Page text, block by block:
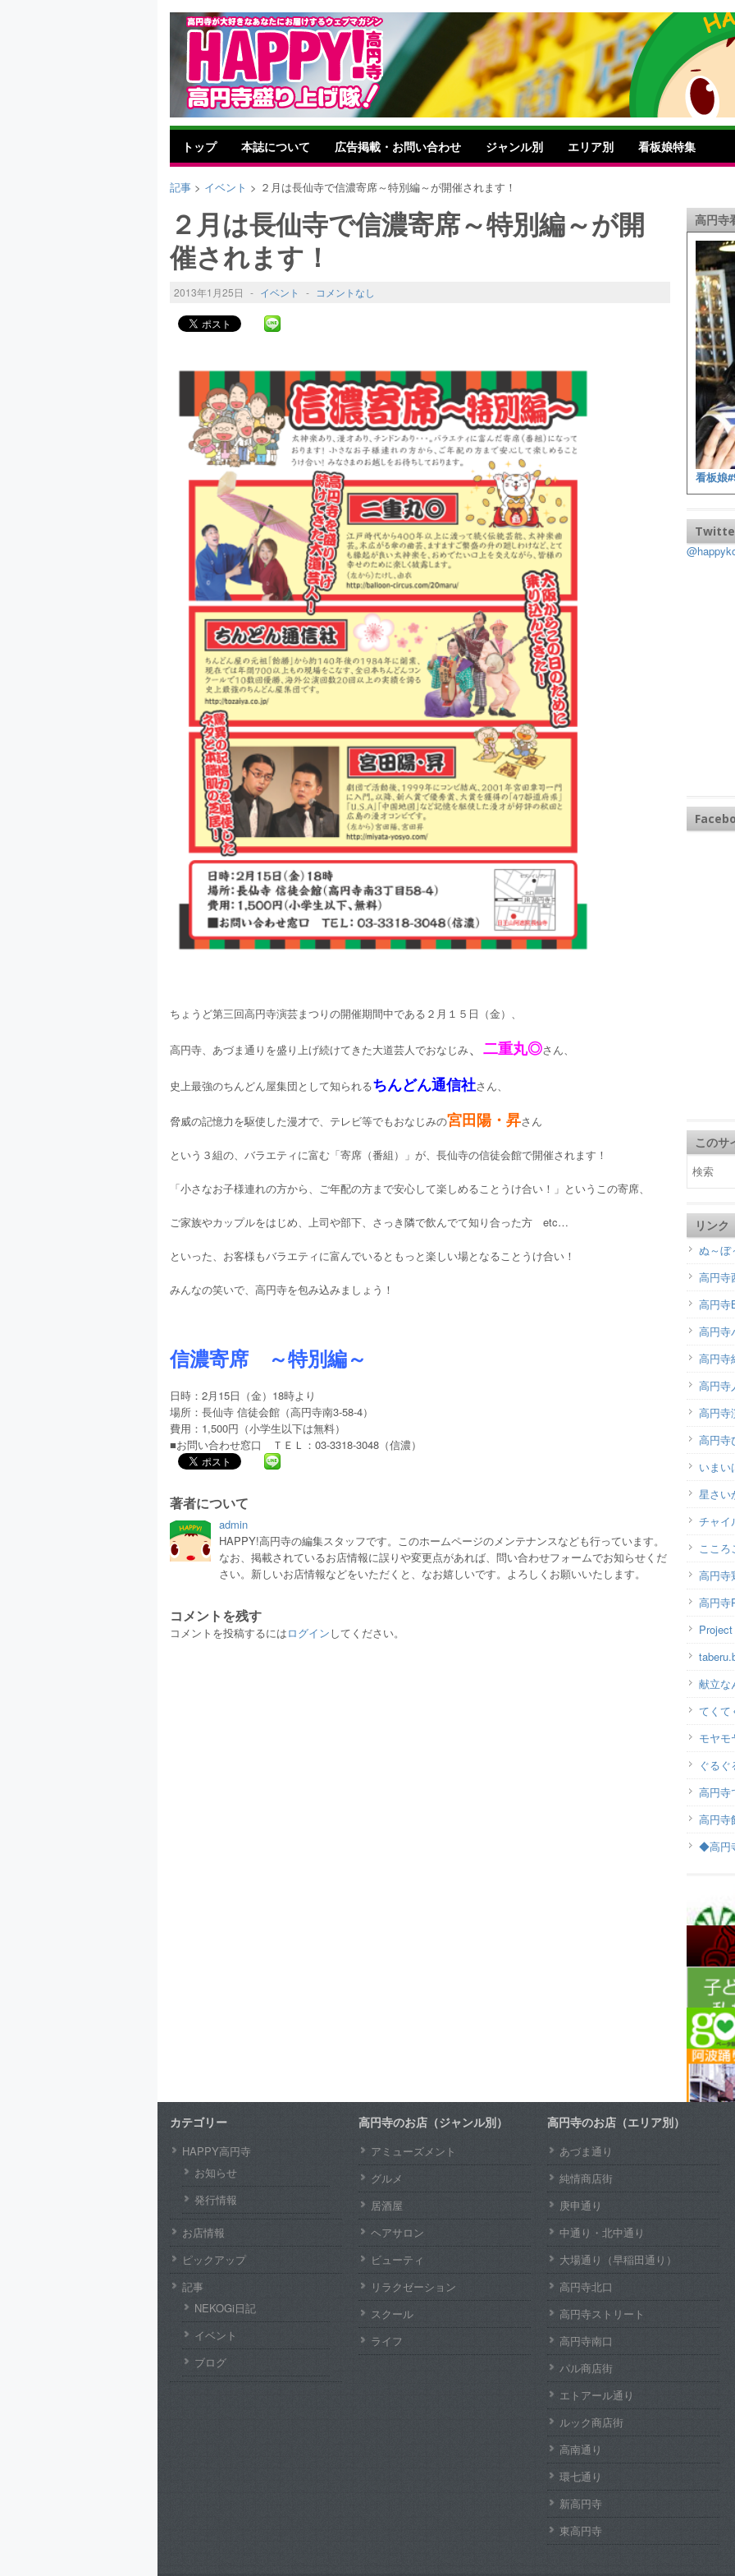
トップ 本誌について 広告掲載・お問い合わせ ジャンル別 エリア別 看板娘特集
記事 > イベント > ２月は長仙寺で信濃寄席～特別編～が開催されます！
２月は長仙寺で信濃寄席～特別編～が開
催されます！
2013年1月25日 - イベント - コメントなし
ちょうど第三回高円寺演芸まつりの開催期間中である２月１５日（金）、
高円寺、あづま通りを盛り上げ続けてきた大道芸人でおなじみ、 二重丸◎さん、
史上最強のちんどん屋集団として知られるちんどん通信社さん、
脅威の記憶力を駆使した漫才で、テレビ等でもおなじみの宮田陽・昇さん
という３組の、バラエティに富む「寄席（番組）」が、長仙寺の信徒会館で開催されます！
「小さなお子様連れの方から、ご年配の方まで安心して楽しめることうけ合い！」というこの寄席、
ご家族やカップルをはじめ、上司や部下、さっき隣で飲んでて知り合った方 etc…
といった、お客様もバラエティに富んでいるともっと楽しい場となることうけ合い！
みんなの笑いで、高円寺を包み込みましょう！
信濃寄席 ～特別編～
日時：2月15日（金）18時より
場所：長仙寺 信徒会館（高円寺南3-58-4）
費用：1,500円（小学生以下は無料）
■お問い合わせ窓口 ＴＥＬ：03-3318-3048（信濃）
著者について
admin
HAPPY!高円寺の編集スタッフです。このホームページのメンテナンスなども行っています。
なお、掲載されているお店情報に誤りや変更点があれば、問い合わせフォームでお知らせくだ
さい。新しいお店情報などをいただくと、なお嬉しいです。よろしくお願いいたします。
コメントを残す
コメントを投稿するにはログインしてください。
高円寺
看板娘
このサ
リンク
ぬ～ぼ
高円寺
高円寺
高円寺
高円寺
高円寺
高円寺
高円寺
いまい
星さい
チャイ
こころ
高円寺
高円寺
献立な
てくて
モヤモ
ぐる
高円寺
高円寺
◆高円
カテゴリー
HAPPY高円寺
お知らせ
発行情報
お店情報
ピックアップ
記事
NEKOGi日記
イベント
ブログ
高円寺のお店（ジャンル別）
アミューズメント
グルメ
居酒屋
ヘアサロン
ビューティ
リラクゼーション
スクール
ライフ
高円寺のお店（エリア別）
あづま通り
純情商店街
庚申通り
中通り・北中通り
大場通り（早稲田通り）
高円寺北口
高円寺ストリート
高円寺南口
パル商店街
エトアール通り
ルック商店街
高南通り
環七通り
新高円寺
東高円寺